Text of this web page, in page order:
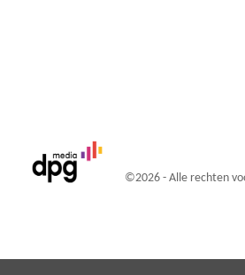
©2026 - Alle rechten